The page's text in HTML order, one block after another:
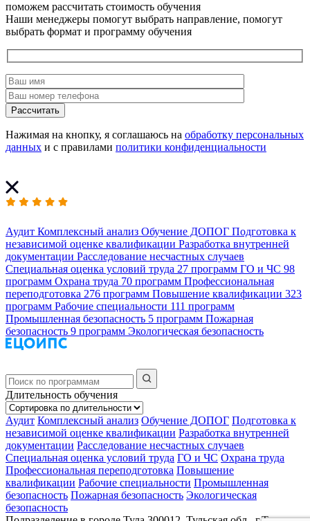
поможем рассчитать стоимость обучения
Наши менеджеры помогут выбрать направление, помогут
выбрать формат и программу обучения
Рассчитать
Нажимая на кнопку, я соглашаюсь на обработку персональных
данных и с правилами политики конфиденциальности
Аудит Комплексный анализ Обучение ДОПОГ Подготовка к
независимой оценке квалификации Разработка внутренней
документации Расследование несчастных случаев
Специальная оценка условий труда 27 программ ГО и ЧС 98
программ Охрана труда 70 программ Профессиональная
переподготовка 276 программ Повышение квалификации 323
программ Рабочие специальности 111 программ
Промышленная безопасность 5 программ Пожарная
безопасность 9 программ Экологическая безопасность
Длительность обучения
Аудит Комплексный анализ Обучение ДОПОГ Подготовка к
независимой оценке квалификации Разработка внутренней
документации Расследование несчастных случаев
Специальная оценка условий труда ГО и ЧС Охрана труда
Профессиональная переподготовка Повышение
квалификации Рабочие специальности Промышленная
безопасность Пожарная безопасность Экологическая
безопасность